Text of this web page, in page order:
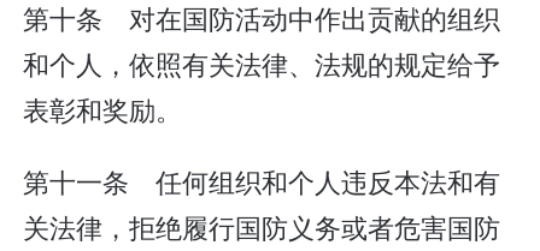
第十条 对在国防活动中作出贡献的组织
和个人，依照有关法律、法规的规定给予
表彰和奖励。
第十一条 任何组织和个人违反本法和有
关法律，拒绝履行国防义务或者危害国防